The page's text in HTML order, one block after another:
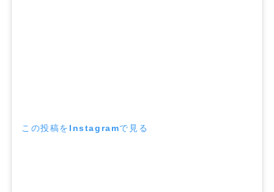
この投稿をInstagramで見る